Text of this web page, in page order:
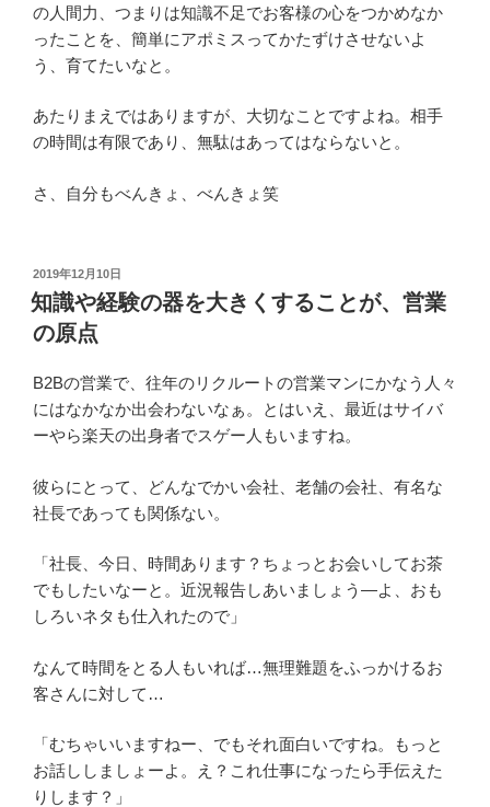
の人間力、つまりは知識不足でお客様の心をつかめなか
ったことを、簡単にアポミスってかたずけさせないよ
う、育てたいなと。
あたりまえではありますが、大切なことですよね。相手
の時間は有限であり、無駄はあってはならないと。
さ、自分もべんきょ、べんきょ笑
投
稿
日:
2019年12月10日
知識や経験の器を大きくすることが、営業
の原点
B2Bの営業で、往年のリクルートの営業マンにかなう人々
にはなかなか出会わないなぁ。とはいえ、最近はサイバ
ーやら楽天の出身者でスゲー人もいますね。
彼らにとって、どんなでかい会社、老舗の会社、有名な
社長であっても関係ない。
「社長、今日、時間あります？ちょっとお会いしてお茶
でもしたいなーと。近況報告しあいましょう―よ、おも
しろいネタも仕入れたので」
なんて時間をとる人もいれば…無理難題をふっかけるお
客さんに対して…
「むちゃいいますねー、でもそれ面白いですね。もっと
お話ししましょーよ。え？これ仕事になったら手伝えた
りします？」